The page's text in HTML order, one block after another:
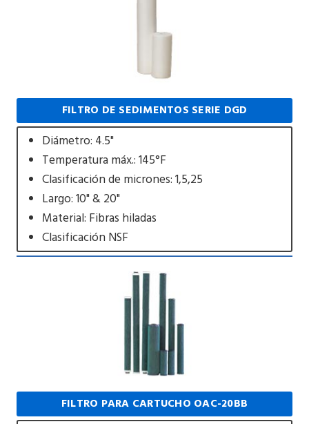
FILTRO DE SEDIMENTOS SERIE DGD
Diámetro: 4.5"
Temperatura máx.: 145°F
Clasificación de micrones: 1,5,25
Largo: 10" & 20"
Material: Fibras hiladas
Clasificación NSF
FILTRO PARA CARTUCHO OAC-20BB